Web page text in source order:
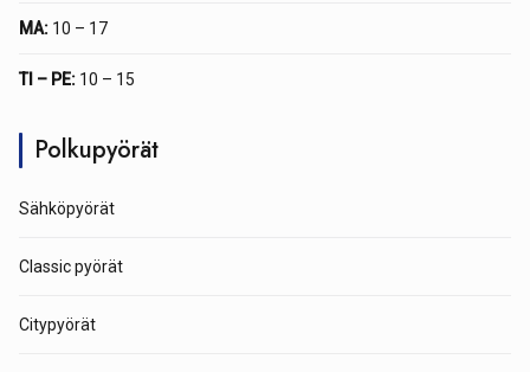
MA: 10 – 17
TI – PE: 10 – 15
Polkupyörät
Sähköpyörät
Classic pyörät
Citypyörät